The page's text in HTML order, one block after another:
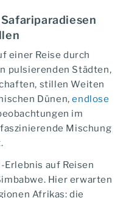
einer Reise durch
pulsierenden Städten,
stillen Weiten
Dünen,endlose
im
Mischung
auf Reisen
Hier erwarten
Afrikas: die